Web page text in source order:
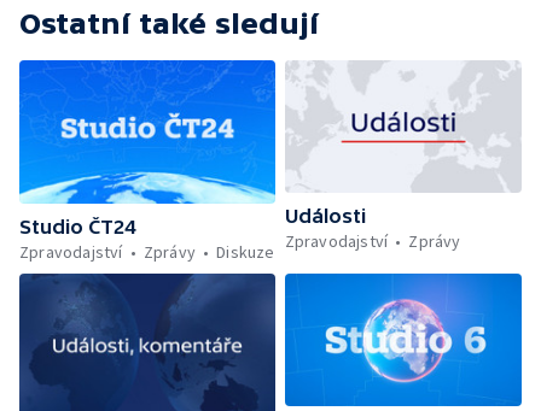
Ostatní také sledují
Studio ČT24
Zpravodajství
Zprávy Diskuze
Události
Zpravodajství
Zprávy